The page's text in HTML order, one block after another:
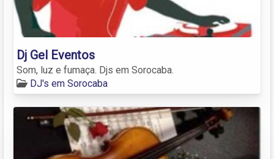
Dj Gel Eventos
Som, luz e fumaça. Djs em Sorocaba.
DJ's em Sorocaba